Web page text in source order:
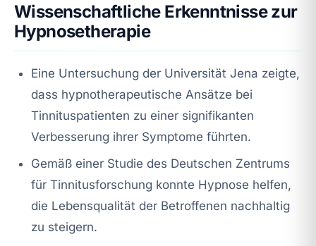
Wissenschaftliche Erkenntnisse zur
Hypnosetherapie
Eine Untersuchung der Universität Jena zeigte,
dass hypnotherapeutische Ansätze bei
Tinnituspatienten zu einer signifikanten
Verbesserung ihrer Symptome führten.
Gemäß einer Studie des Deutschen Zentrums
für Tinnitusforschung konnte Hypnose helfen,
die Lebensqualität der Betroffenen nachhaltig
zu steigern.